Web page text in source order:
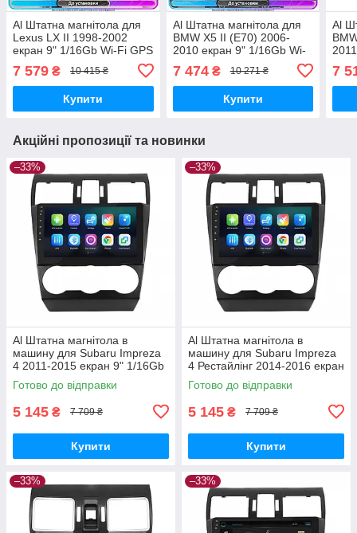
Al Штатна магнітола для
Lexus LX II 1998-2002
екран 9" 1/16Gb Wi-Fi GPS
7 579 ₴ 10 415 ₴
Купити
Al Штатна магнітола для
BMW X5 II (E70) 2006-
2010 екран 9" 1/16Gb Wi-
7 474₴ 10 271 ₴
Купити
Al
7
Акційні пропозиції та новинки
–33%
Al Штатна магнітола в
машину для Subaru Impreza
4 2011-2015 екран 9" 1/16Gb
Wi-Fi GPS Base
Готово до відправки
5 145 ₴ 7 709 ₴
Купити
–33%
Al Штатна магнітола в
машину для Subaru Impreza
4 Рестайлінг 2014-2016 екран
9" 1/16Gb Wi-Fi GPS Base
Готово до відправки
5 145 ₴ 7 709 ₴
Купити
–33% –33%